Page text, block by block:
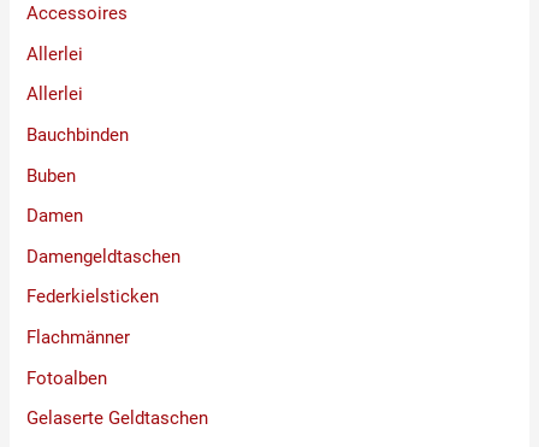
Accessoires
Allerlei
Allerlei
Bauchbinden
Buben
Damen
Damengeldtaschen
Federkielsticken
Flachmänner
Fotoalben
Gelaserte Geldtaschen